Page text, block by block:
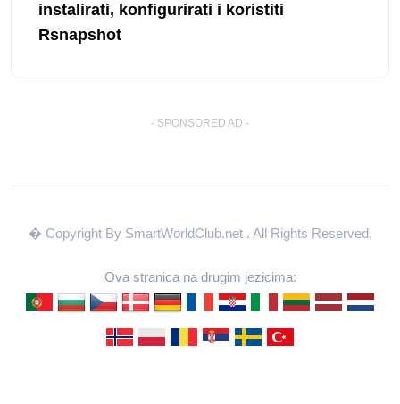
instalirati, konfigurirati i koristiti
Rsnapshot
- SPONSORED AD -
� Copyright By SmartWorldClub.net . All Rights Reserved.
Ova stranica na drugim jezicima: